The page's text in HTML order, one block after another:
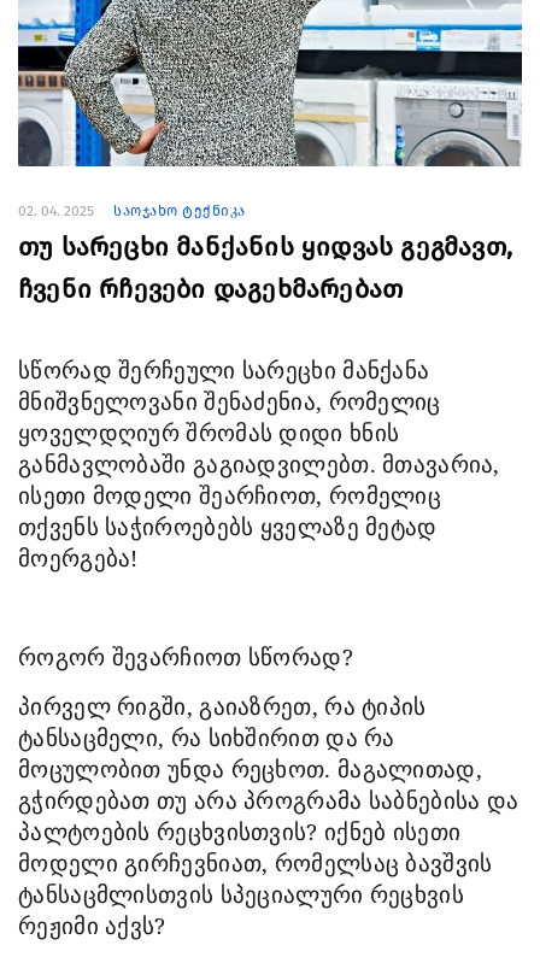
02. 04. 2025 საოჯახო ტექნიკა
თუ სარეცხი მანქანის ყიდვას გეგმავთ,
ჩვენი რჩევები დაგეხმარებათ
სწორად შერჩეული სარეცხი მანქანა
მნიშვნელოვანი შენაძენია, რომელიც
ყოველდღიურ შრომას დიდი ხნის
განმავლობაში გაგიადვილებთ. მთავარია,
ისეთი მოდელი შეარჩიოთ, რომელიც
თქვენს საჭიროებებს ყველაზე მეტად
მოერგება!
როგორ შევარჩიოთ სწორად?
პირველ რიგში, გაიაზრეთ, რა ტიპის
ტანსაცმელი, რა სიხშირით და რა
მოცულობით უნდა რეცხოთ. მაგალითად,
გჭირდებათ თუ არა პროგრამა საბნებისა და
პალტოების რეცხვისთვის? იქნებ ისეთი
მოდელი გირჩევნიათ, რომელსაც ბავშვის
ტანსაცმლისთვის სპეციალური რეცხვის
რეჟიმი აქვს?